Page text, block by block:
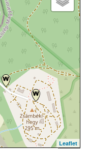
Leaflet